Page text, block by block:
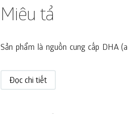
Miêu tả
Sản phẩm là nguồn cung cấp DHA
Đọc chi tiết